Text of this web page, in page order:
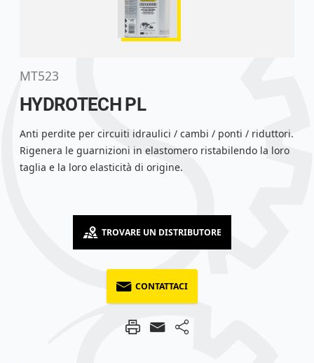
MT523
HYDROTECH PL
Anti perdite per circuiti idraulici / cambi / ponti / riduttori.
Rigenera le guarnizioni in elastomero ristabilendo la loro
taglia e la loro elasticità di origine.
TROVARE UN DISTRIBUTORE
CONTATTACI